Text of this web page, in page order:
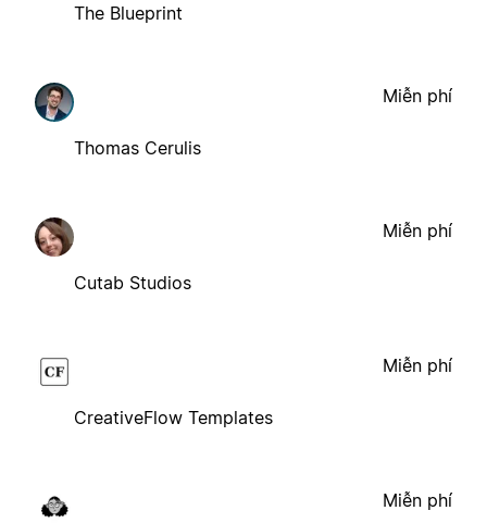
The Blueprint
Thomas Cerulis
Miễn phí
Cutab Studios
Miễn phí
CreativeFlow Templates
Miễn phí
Miễn phí